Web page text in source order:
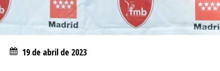
19 de abril de 2023